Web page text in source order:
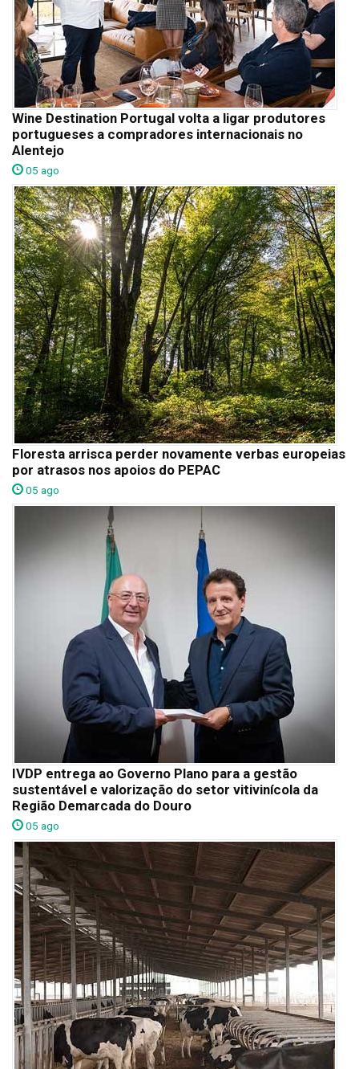
Wine Destination Portugal volta a ligar produtores
portugueses a compradores internacionais no
Alentejo
05 ago
Floresta arrisca perder novamente verbas europeias
por atrasos nos apoios do PEPAC
05 ago
IVDP entrega ao Governo Plano para a gestão
sustentável e valorização do setor vitivinícola da
Região Demarcada do Douro
05 ago